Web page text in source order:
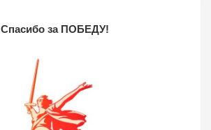
Спасибо за ПОБЕДУ!